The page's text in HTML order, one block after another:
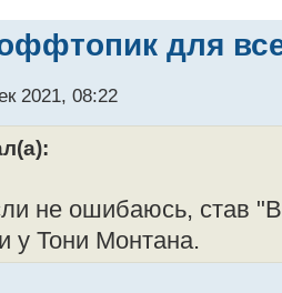
для
2021, 08:22
не ошибаюсь, став
у Тони Монтана.